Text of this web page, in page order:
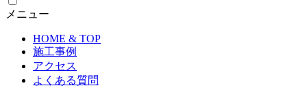
メニュー
HOME & TOP
施工事例
アクセス
よくある質問